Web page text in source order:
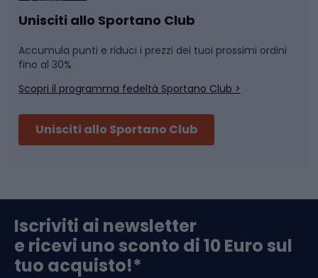
Caschi da ciclismo
Skitouring
Abbigliamento da escursionismo
Nuoto
Pattinaggio
Componenti per biciclette
Arrampicata
Unisciti allo Sportano Club
Accumula punti e riduci i prezzi dei tuoi prossimi ordini
fino al 30%
Scopri il programma fedeltà Sportano Club >
Unisciti allo Sportano Club
Iscriviti ai newsletter
e ricevi uno sconto di 10 Euro sul
tuo acquisto!*